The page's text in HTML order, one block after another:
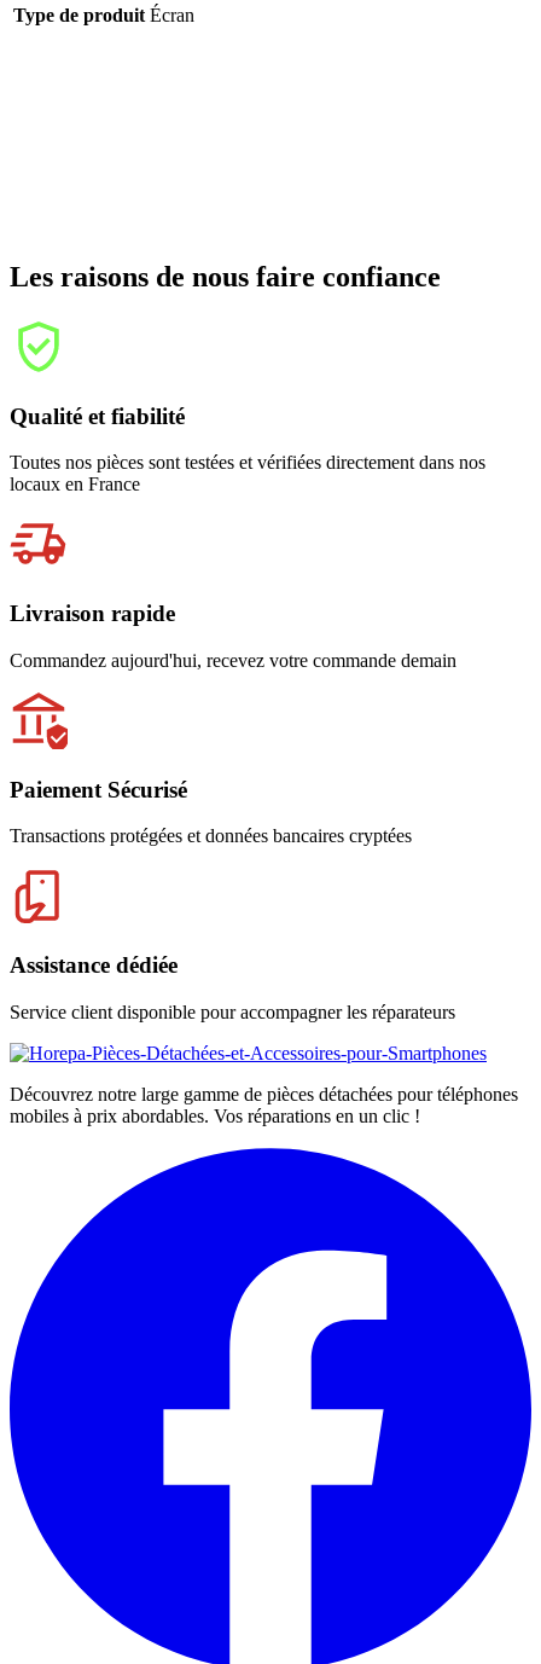
Type de produit Écran
Les raisons de nous faire confiance
Qualité et fiabilité
Toutes nos pièces sont testées et vérifiées directement dans nos
locaux en France
Livraison rapide
Commandez aujourd'hui, recevez votre commande demain
Paiement Sécurisé
Transactions protégées et données bancaires cryptées
Assistance dédiée
Service client disponible pour accompagner les réparateurs
Découvrez notre large gamme de pièces détachées pour téléphones
mobiles à prix abordables. Vos réparations en un clic !